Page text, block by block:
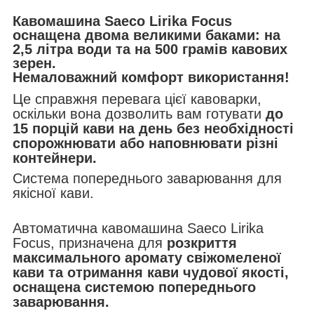
Кавомашина Saeco Lirika Focus
оснащена двома великими баками: на
2,5 літра води та на 500 грамів кавових
зерен.
Немаловажний комфорт використання!
Це справжня перевага цієї кавоварки,
оскільки вона дозволить вам готувати до
15 порцій кави на день без необхідності
спорожнювати або наповнювати різні
контейнери.
Система попереднього заварювання для
якісної кави.
Автоматична кавомашина Saeco Lirika
Focus, призначена для розкриття
максимального аромату свіжомеленої
кави та отримання кави чудової якості,
оснащена системою попереднього
заварювання.